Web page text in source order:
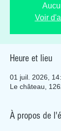
Voir
Heure et lieu
01 juil. 2026,
Le château,
À propos de